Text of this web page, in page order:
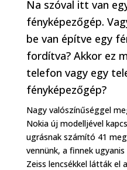
Na szóval itt van
fényképezőgép.
be van építve egy
fordítva? Akkor ez
telefon vagy egy
fényképezőgép?
Nagy valószínűséggel
Nokia új modelljével
ugrásnak számító 41
vennünk, a finnek
Zeiss lencsékkel látták el